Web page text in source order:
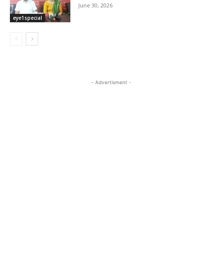
eye1special
June 30, 2026
- Advertisment -